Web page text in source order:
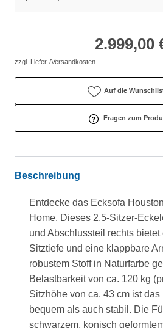
2.999,00
zzgl. Liefer-/Versandkosten
Auf die
Fragen zum
Beschreibung
Entdecke das Ecksofa
Home. Dieses 2,5-Sitzer-
und Abschlussteil rechts
Sitztiefe und eine klappbare
robustem Stoff in Naturfarbe
Belastbarkeit von ca. 120 kg
Sitzhöhe von ca. 43 cm ist das
bequem als auch stabil. Die
schwarzem, konisch geformtem